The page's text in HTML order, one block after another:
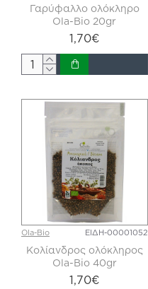
Γαρύφαλλο ολόκληρο
Ola-Bio 20gr
1,70€
Ola-Bio ΕΙΔΗ-00001052
Κολίανδρος ολόκληρος
Ola-Bio 40gr
1,70€